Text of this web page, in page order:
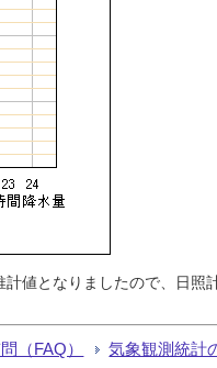
値となりましたので、日照
（FAQ） 気象観測統計